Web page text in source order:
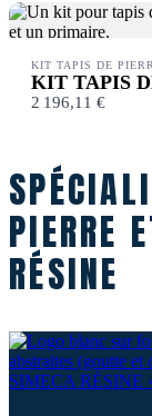
KIT TAPIS DE
KIT TAPIS
2 196,11 €
PIERRE
RÉSINE